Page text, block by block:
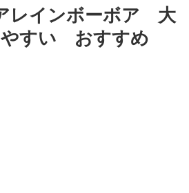
レインボーボア 大
すい おすすめ